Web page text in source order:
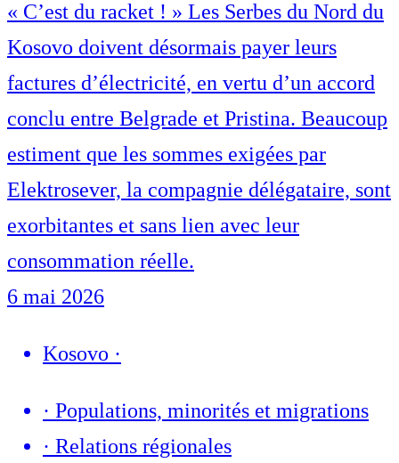
« C’est du racket ! » Les Serbes du Nord du
Kosovo doivent désormais payer leurs
factures d’électricité, en vertu d’un accord
conclu entre Belgrade et Pristina. Beaucoup
estiment que les sommes exigées par
Elektrosever, la compagnie délégataire, sont
exorbitantes et sans lien avec leur
consommation réelle.
6 mai 2026
Kosovo ·
· Populations, minorités et migrations
· Relations régionales